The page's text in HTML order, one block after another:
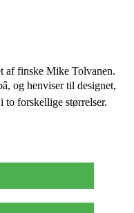
af finske Mike Tolvanen.
og henviser til designet,
to forskellige størrelser.